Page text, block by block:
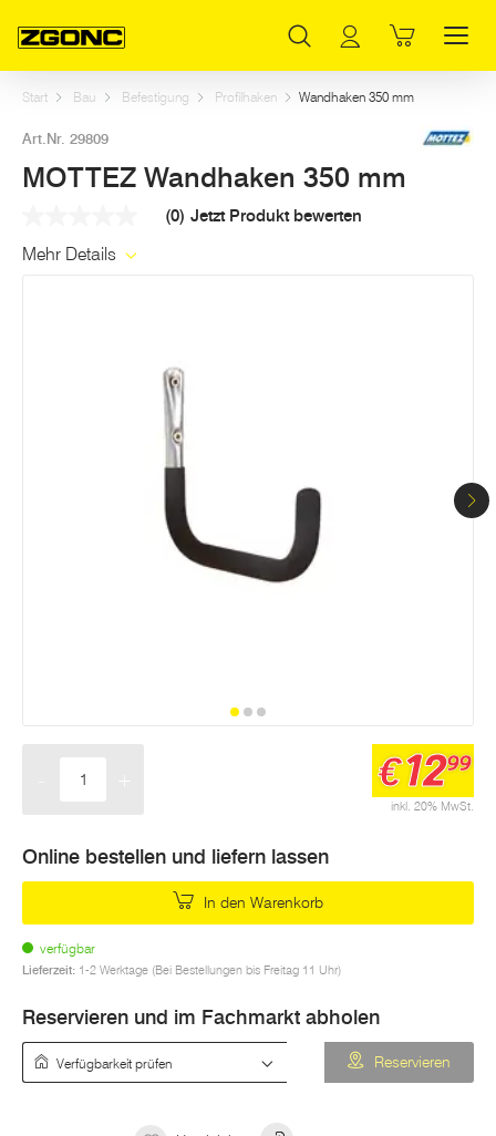
Start Bau Befestigung Profilhaken Wandhaken 350 mm
Art.Nr. 29809
MOTTEZ Wandhaken 350 mm
Link
(0) Jetzt Produkt bewerten
Mehr Details
inkl. 20% MwSt.
€1299
Online bestellen und liefern lassen
In den Warenkorb
verfügbar
Lieferzeit: 1-2 Werktage (Bei Bestellungen bis Freitag 11 Uhr)
Reservieren und im Fachmarkt abholen
Reservieren